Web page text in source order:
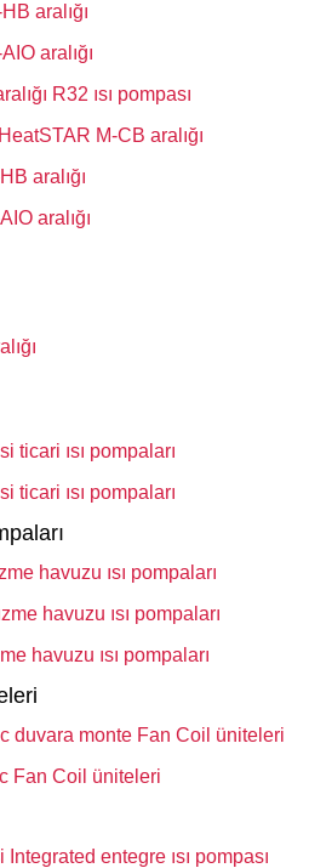
aralığı
aralığı
R32 ısı pompası
M-CB aralığı
aralığı
aralığı
ticari ısı pompaları
ticari ısı pompaları
havuzu ısı pompaları
havuzu ısı pompaları
havuzu ısı pompaları
duvara monte Fan Coil üniteleri
Fan Coil üniteleri
entegre ısı pompası